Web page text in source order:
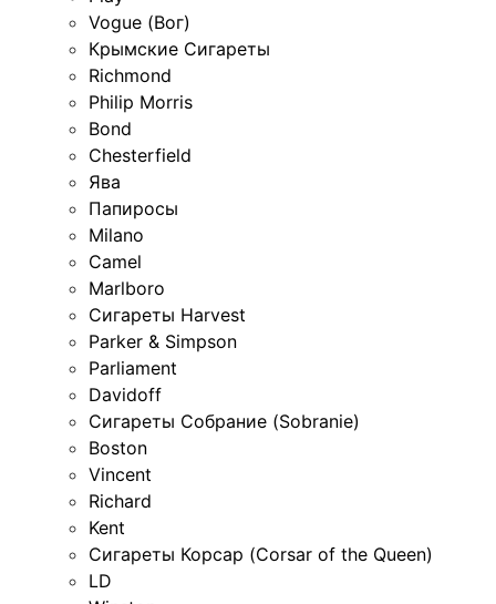
Vogue (Вог)
Крымские Сигареты
Richmond
Philip Morris
Bond
Chesterfield
Ява
Папиросы
Milano
Camel
Marlboro
Сигареты Harvest
Parker & Simpson
Parliament
Davidoff
Сигареты Собрание (Sobranie)
Boston
Vincent
Richard
Kent
Сигареты Корсар (Corsar of the Queen)
LD